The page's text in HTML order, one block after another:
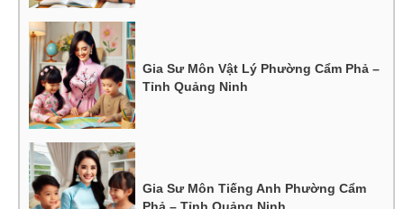
Gia Sư Môn Vật Lý Phường Cẩm Phả –
Tỉnh Quảng Ninh
Gia Sư Môn Tiếng Anh Phường Cẩm